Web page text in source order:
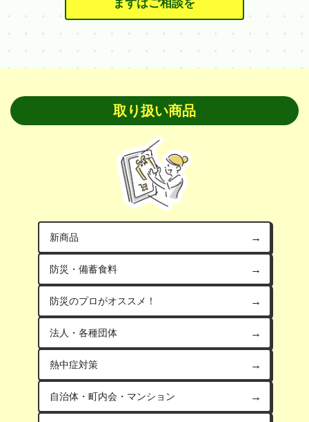
まずはご相談を
取り扱い商品
新商品
防災・備蓄食料
防災のプロがオススメ！
法人・各種団体
熱中症対策
自治体・町内会・マンション